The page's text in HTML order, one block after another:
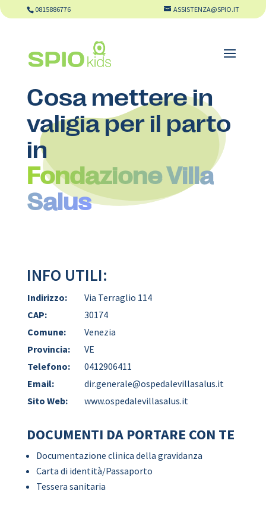
0815886776 ASSISTENZA@SPIO.IT
Cosa mettere in
valigia per il parto
in
Fondazione Villa
Salus
INFO UTILI:
Indirizzo:
Via Terraglio 114
CAP:
30174
Comune:
Venezia
Provincia:
VE
Telefono:
0412906411
Email:
dir.generale@ospedalevillasalus.it
Sito Web:
www.ospedalevillasalus.it
DOCUMENTI DA PORTARE CON TE
Documentazione clinica della gravidanza
Carta di identità/Passaporto
Tessera sanitaria